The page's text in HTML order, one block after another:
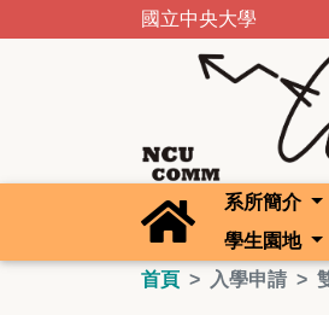
國立中央大學
系所簡介
學生園地
首頁
入學申請